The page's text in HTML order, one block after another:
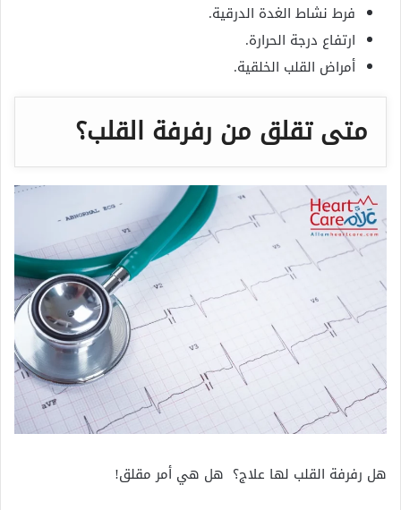
فرط نشاط الغدة الدرقية.
ارتفاع درجة الحرارة.
أمراض القلب الخلقية.
متى تقلق من رفرفة القلب؟
هل رفرفة القلب لها علاج؟ هل هي أمر مقلق!